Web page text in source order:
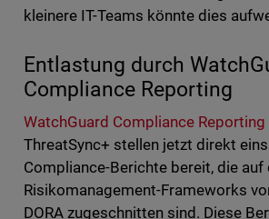
kleinere IT-Teams könnte dies
Entlastung durch
Compliance Reporting
WatchGuard Compliance Reporting
ThreatSync+ stellen jetzt direkt
Compliance-Berichte bereit, die auf
Risikomanagement-Frameworks
DORA zugeschnitten sind. Diese